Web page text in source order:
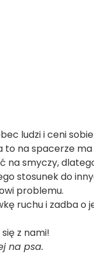
ludzi i ceni
to na spacerze
na smyczy,
stosunek do
problemu.
ruchu i zadba o
z nami!
na psa.